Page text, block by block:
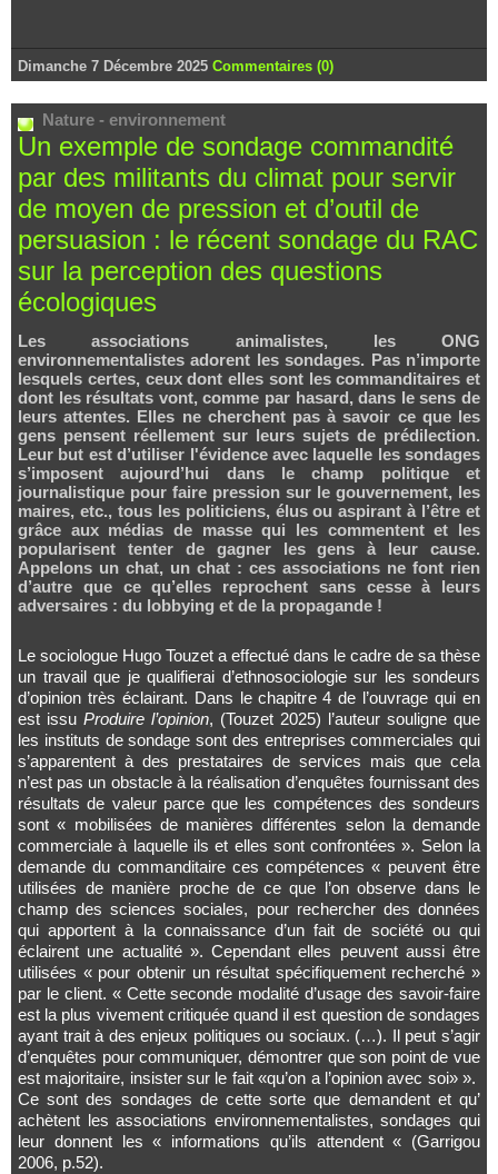
Dimanche 7 Décembre 2025 Commentaires (0)
Nature - environnement
Un exemple de sondage commandité
par des militants du climat pour servir
de moyen de pression et d’outil de
persuasion : le récent sondage du RAC
sur la perception des questions
écologiques
Les associations animalistes, les ONG
environnementalistes adorent les sondages. Pas n’importe
lesquels certes, ceux dont elles sont les commanditaires et
dont les résultats vont, comme par hasard, dans le sens de
leurs attentes. Elles ne cherchent pas à savoir ce que les
gens pensent réellement sur leurs sujets de prédilection.
Leur but est d’utiliser l'évidence avec laquelle les sondages
s’imposent aujourd’hui dans le champ politique et
journalistique pour faire pression sur le gouvernement, les
maires, etc., tous les politiciens, élus ou aspirant à l’être et
grâce aux médias de masse qui les commentent et les
popularisent tenter de gagner les gens à leur cause.
Appelons un chat, un chat : ces associations ne font rien
d’autre que ce qu’elles reprochent sans cesse à leurs
adversaires : du lobbying et de la propagande !
Le sociologue Hugo Touzet a effectué dans le cadre de sa thèse
un travail que je qualifierai d’ethnosociologie sur les sondeurs
d’opinion très éclairant. Dans le chapitre 4 de l’ouvrage qui en
est issu Produire l’opinion, (Touzet 2025) l’auteur souligne que
les instituts de sondage sont des entreprises commerciales qui
s’apparentent à des prestataires de services mais que cela
n’est pas un obstacle à la réalisation d’enquêtes fournissant des
résultats de valeur parce que les compétences des sondeurs
sont « mobilisées de manières différentes selon la demande
commerciale à laquelle ils et elles sont confrontées ». Selon la
demande du commanditaire ces compétences « peuvent être
utilisées de manière proche de ce que l’on observe dans le
champ des sciences sociales, pour rechercher des données
qui apportent à la connaissance d’un fait de société ou qui
éclairent une actualité ». Cependant elles peuvent aussi être
utilisées « pour obtenir un résultat spécifiquement recherché »
par le client. « Cette seconde modalité d’usage des savoir-faire
est la plus vivement critiquée quand il est question de sondages
ayant trait à des enjeux politiques ou sociaux. (…). Il peut s’agir
d’enquêtes pour communiquer, démontrer que son point de vue
est majoritaire, insister sur le fait «qu’on a l’opinion avec soi» ».
Ce sont des sondages de cette sorte que demandent et qu’
achètent les associations environnementalistes, sondages qui
leur donnent les « informations qu’ils attendent « (Garrigou
2006, p.52).